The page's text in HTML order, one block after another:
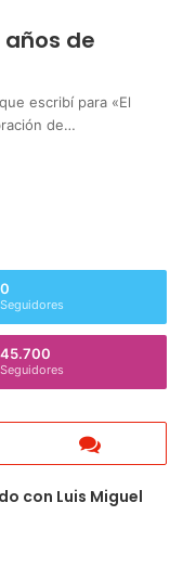
años de
escribí para «El
de…
0
Seguidores
45.700
Seguidores
con Luis Miguel